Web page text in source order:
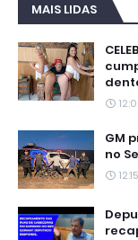
MAIS LIDAS
GM
no
12:15